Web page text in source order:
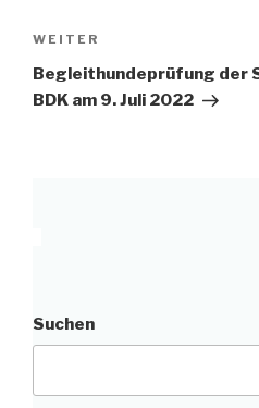
Nächster
Beitrag
WEITER
Begleithundeprüfung der
BDK am 9. Juli 2022
Suchen